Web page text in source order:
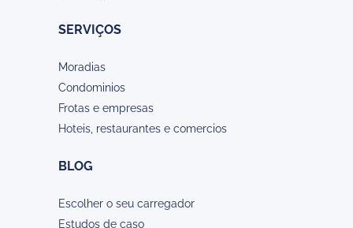
SERVIÇOS
Moradias
Condominios
Frotas e empresas
Hoteis, restaurantes e comercios
BLOG
Escolher o seu carregador
Estudos de caso